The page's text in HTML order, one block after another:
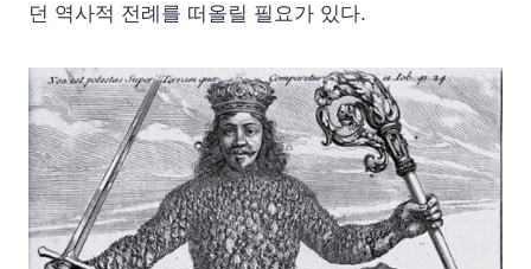
던 역사적 전례를 떠올릴 필요가 있다.